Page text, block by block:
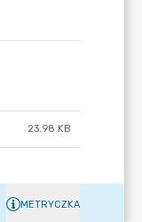
23.98 KB
METRYCZKA